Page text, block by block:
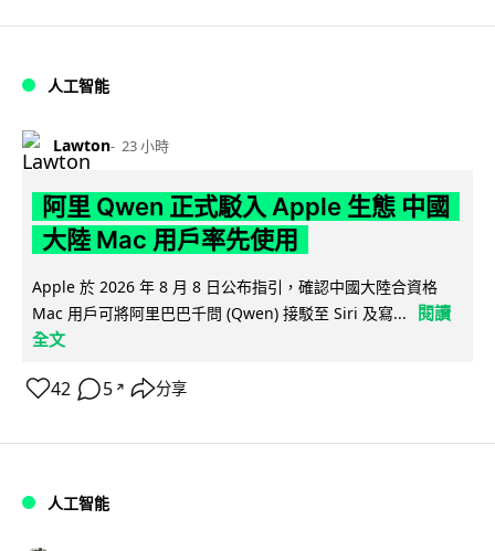
人工智能
Lawton 23 小時
阿里 Qwen 正式駁入 Apple 生態 中國
大陸 Mac 用戶率先使用
Apple 於 2026 年 8 月 8 日公布指引，確認中國大陸合資格
Mac 用戶可將阿里巴巴千問 (Qwen) 接駁至 Siri 及寫...
閱讀
全文
42 5 ↗ 分享
人工智能